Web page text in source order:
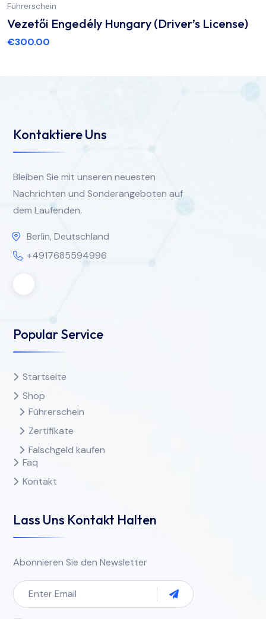
Führerschein
Vezetői Engedély Hungary (Driver’s License)
€300.00
Kontaktiere Uns
Bleiben Sie mit unseren neuesten
Nachrichten und Sonderangeboten auf
dem Laufenden.
Berlin, Deutschland
+4917685594996
Popular Service
Startseite
Shop
Führerschein
Zertifikate
Falschgeld kaufen
Faq
Kontakt
Lass Uns Kontakt Halten
Abonnieren Sie den Newsletter